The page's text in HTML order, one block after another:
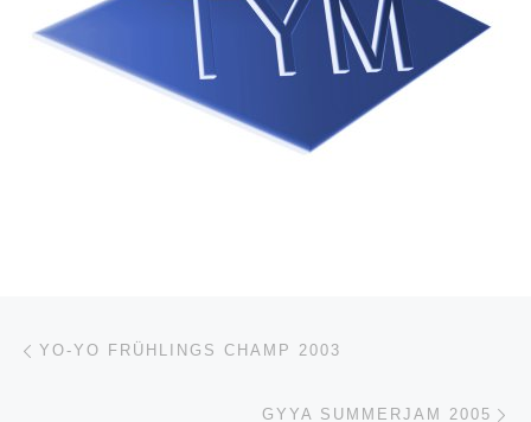
Beitragsnavigation
YO-YO FRÜHLINGS CHAMP 2003
GYYA SUMMERJAM 2005